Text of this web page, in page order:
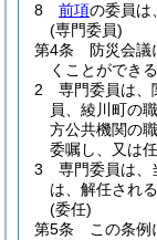
8
前項の委員は
(専門委員)
第4条
防災会議
くことができる
2
専門委員は、
員、綾川町の
方公共機関の
委嘱し、又は任
3
専門委員は、
は、解任され
(委任)
第5条
この条